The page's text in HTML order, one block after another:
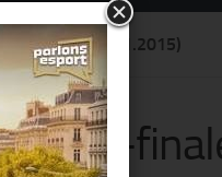
PARIS (08.01.2015)